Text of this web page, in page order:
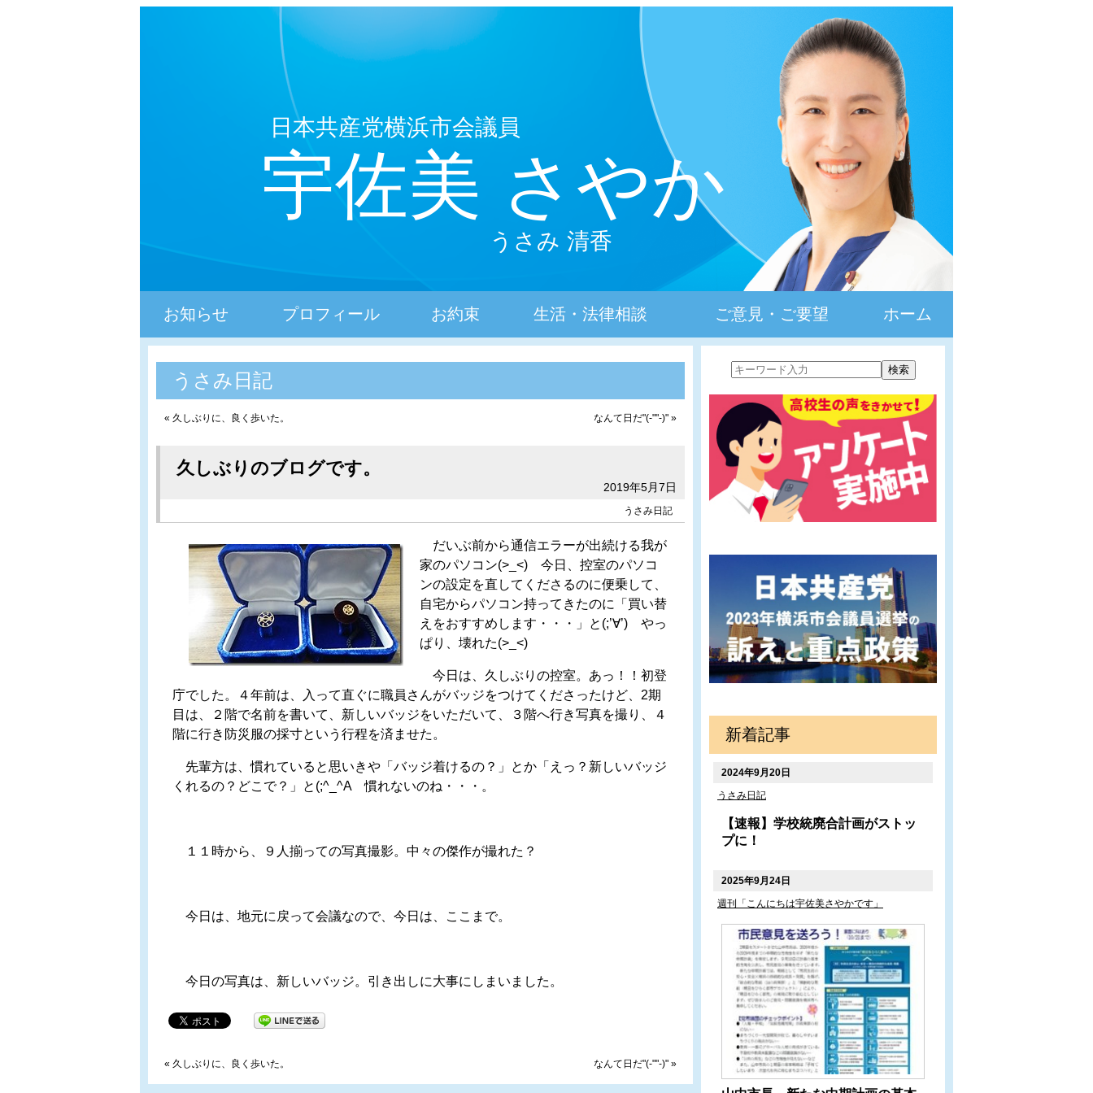
宇佐美 さやか
うさみ 清香
日本共産党横浜市会議員
お知らせ プロフィール お約束 生活・法律相談 ご意見・ご要望 ホーム
うさみ日記
« 久しぶりに、良く歩いた。 なんて日だ"(-""-)" »
久しぶりのブログです。
2019年5月7日
うさみ日記
だいぶ前から通信エラーが出続ける我が
家のパソコン(>_<) 今日、控室のパソコ
ンの設定を直してくださるのに便乗して、
自宅からパソコン持ってきたのに「買い替
えをおすすめします・・・」と(;’∀’) やっ
ぱり、壊れた(>_<)
今日は、久しぶりの控室。あっ！！初登
庁でした。４年前は、入って直ぐに職員さんがバッジをつけてくださったけど、2期
目は、２階で名前を書いて、新しいバッジをいただいて、３階へ行き写真を撮り、４
階に行き防災服の採寸という行程を済ませた。
先輩方は、慣れていると思いきや「バッジ着けるの？」とか「えっ？新しいバッジ
くれるの？どこで？」と(;^_^A 慣れないのね・・・。
１１時から、９人揃っての写真撮影。中々の傑作が撮れた？
今日は、地元に戻って会議なので、今日は、ここまで。
今日の写真は、新しいバッジ。引き出しに大事にしまいました。
« 久しぶりに、良く歩いた。 なんて日だ"(-""-)" »
新着記事
2024年9月20日
うさみ日記
【速報】学校統廃合計画がストッ
プに！
2025年9月24日
週刊「こんにちは宇佐美さやかです」